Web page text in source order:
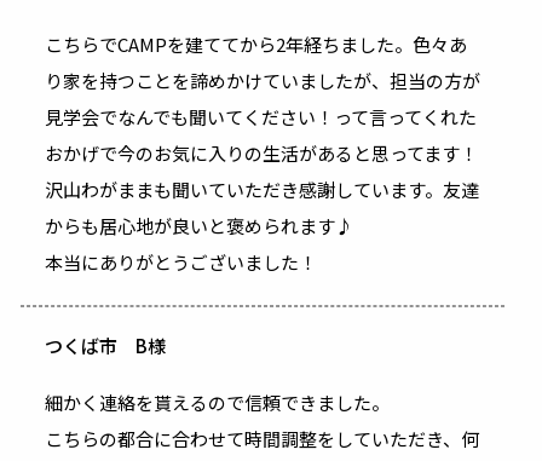
こちらでCAMPを建ててから2年経ちました。色々あ
り家を持つことを諦めかけていましたが、担当の方が
見学会でなんでも聞いてください！って言ってくれた
おかげで今のお気に入りの生活があると思ってます！
沢山わがままも聞いていただき感謝しています。友達
からも居心地が良いと褒められます♪
本当にありがとうございました！
つくば市 B様
細かく連絡を貰えるので信頼できました。
こちらの都合に合わせて時間調整をしていただき、何